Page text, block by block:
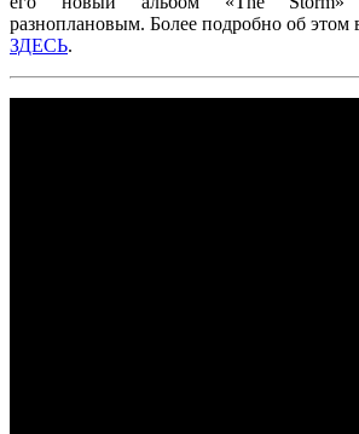
разноплановым. Более подробно об этом
ЗДЕСЬ.